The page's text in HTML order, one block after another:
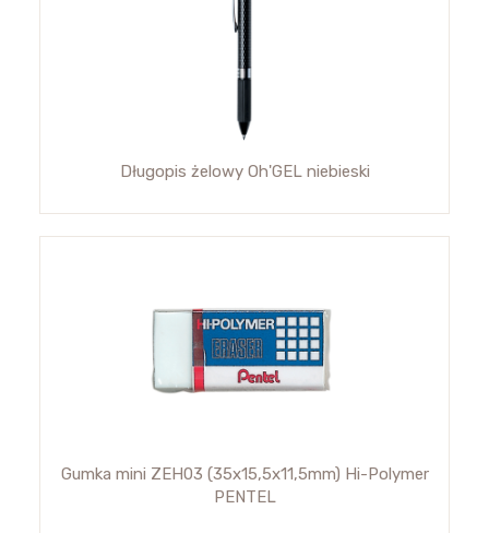
Długopis żelowy Oh'GEL niebieski
Gumka mini ZEH03 (35x15,5x11,5mm) Hi-Polymer
PENTEL